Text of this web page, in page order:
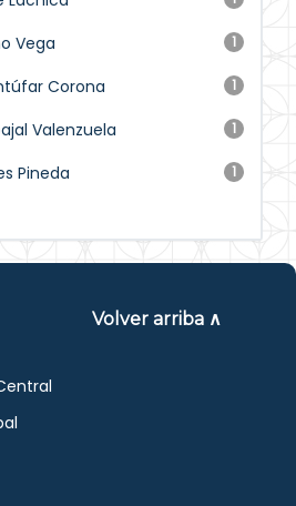
1
Vega
1
Corona
1
Valenzuela
1
Pineda
Volver arriba ∧